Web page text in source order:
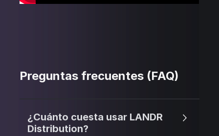
Preguntas frecuentes (FAQ)
¿Cuánto cuesta usar LANDR
Distribution?